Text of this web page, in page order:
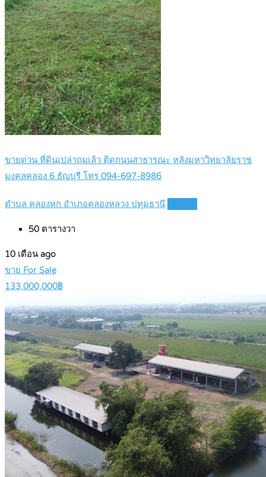
ขายด่วน ที่ดินเปล่าถมเล้ว ติดถนนสาธารณะ หลังมหาวิทยาลัยราช
มงคลคลอง 6 ธัญบุรี โทร 094-697-8986
ตำบล คลองหก อำเภอคลองหลวง ปทุมธานี
50 ตารางวา
10 เดือน ago
ขาย For Sale
133,000,000฿